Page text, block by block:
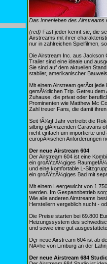
Das Innenleben des
(red) Fast jeder kennt sie, die
Airstreams mit ihrer
nur in zahlreichen Spielfilmen,
Die Airstream Inc. aus Jackson
Trailer sind eine ideale und
Sie sind auf dem aktuellen
stabiler, amerikanischer
Mit einem Airstream gerÃ¤t
gemÃ¼tlichen Trip. Getreu dem
Zuhause, die privat oder
Prominenten wie Matthew Mc
Zahl treuer Fans, die damit
Seit fÃ¼nf Jahr vertreibt die
silbrig-glÃ¤nzenden Caravans
nicht einfach um importierte
europÃ¤ischen Anforderungen
Der neue Airstream 604
Der Airstream 604 ist eine
ein groÃŸzÃ¼giges
und eine komfortable L-
ein groÃŸzÃ¼giges Bad mit
Mit einem Leergewicht von
werden. Im Gespannbetrieb
Wie alle anderen Airstreams
Herstellern vergeblich sucht -
Die Preise starten bei 69.800
Heizungssystem des
und sowie eine gut
Der neue Airstream 604 ist ab
NÃ¤he von Limburg an der
Der neue Airstream 684